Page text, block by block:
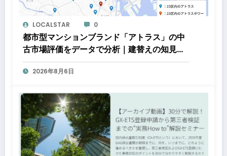
LOCALSTAR 0
都市型マンションブランド「アトラス」の中
古市場評価をデータで分析｜建替えの知見、
都心好立地、開発思想が支えるブランド価値
2026年8月6日